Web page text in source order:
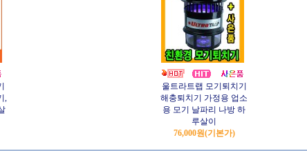
,
울트라트랩 모기퇴치기
해충퇴치기 가정용 업소
용 모기 날파리 나방 하
루살이
76,000원(기본가)